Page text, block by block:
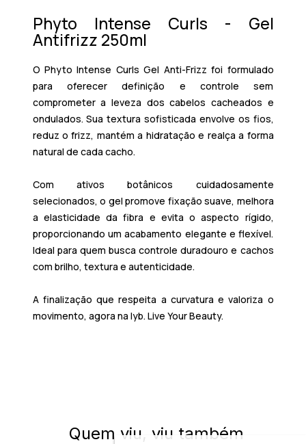
Phyto Intense Curls - Gel
Antifrizz 250ml
O Phyto Intense Curls Gel Anti-Frizz foi formulado
para oferecer definição e controle sem
comprometer a leveza dos cabelos cacheados e
ondulados. Sua textura sofisticada envolve os fios,
reduz o frizz, mantém a hidratação e realça a forma
natural de cada cacho.
Com ativos botânicos cuidadosamente
selecionados, o gel promove fixação suave, melhora
a elasticidade da fibra e evita o aspecto rígido,
proporcionando um acabamento elegante e flexível.
Ideal para quem busca controle duradouro e cachos
com brilho, textura e autenticidade.
A finalização que respeita a curvatura e valoriza o
movimento, agora na lyb. Live Your Beauty.
Quem viu, viu também